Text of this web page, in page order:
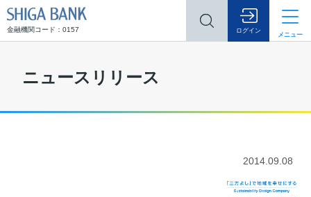
金融機関コード：0157 ログイン
メニュー
ニュースリリース
2014.09.08